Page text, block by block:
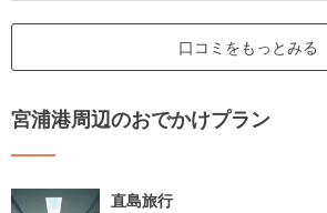
口コミをもっとみる
宮浦港周辺のおでかけプラン
直島旅行